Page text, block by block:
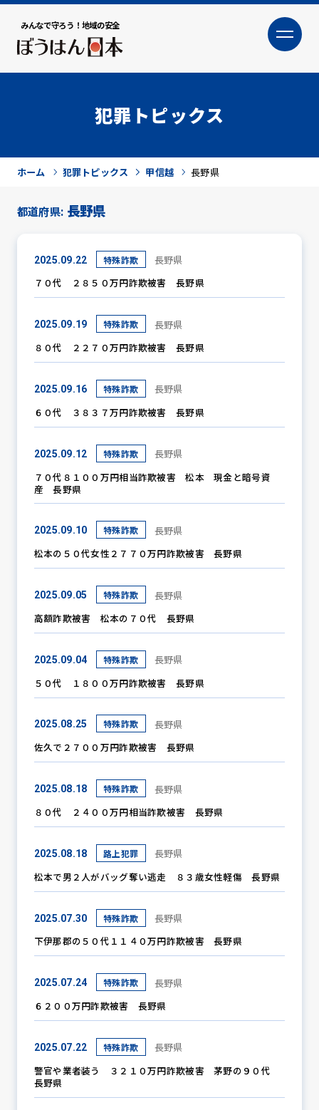
みんなで守ろう！地域の安全
大
犯罪トピックス
防犯活動ニュース
防犯パトロール
防犯協力会について
犯罪トピックス
ホーム 犯罪トピックス 甲信越 長野県
都道府県: 長野県
2025.09.22 特殊詐欺
長野県
７０代 ２８５０万円詐欺被害 長野県
2025.09.19 特殊詐欺
長野県
８０代 ２２７０万円詐欺被害 長野県
2025.09.16 特殊詐欺
長野県
６０代 ３８３７万円詐欺被害 長野県
2025.09.12 特殊詐欺
長野県
７０代８１００万円相当詐欺被害 松本 現金と暗号資
産 長野県
2025.09.10 特殊詐欺
長野県
松本の５０代女性２７７０万円詐欺被害 長野県
2025.09.05 特殊詐欺
長野県
高額詐欺被害 松本の７０代 長野県
2025.09.04 特殊詐欺
長野県
５０代 １８００万円詐欺被害 長野県
2025.08.25 特殊詐欺
長野県
佐久で２７００万円詐欺被害 長野県
2025.08.18 特殊詐欺
長野県
８０代 ２４００万円相当詐欺被害 長野県
2025.08.18 路上犯罪
長野県
松本で男２人がバッグ奪い逃走 ８３歳女性軽傷 長野県
2025.07.30 特殊詐欺
長野県
下伊那郡の５０代１１４０万円詐欺被害 長野県
2025.07.24 特殊詐欺
長野県
６２００万円詐欺被害 長野県
2025.07.22 特殊詐欺
長野県
警官や業者装う ３２１０万円詐欺被害 茅野の９０代
長野県